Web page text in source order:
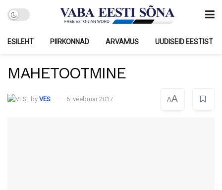
ESILEHT PIIRKONNAD ARVAMUS UUDISEID EESTIST
MAHETOOTMINE
by VES 6. veebruar 2017 AA